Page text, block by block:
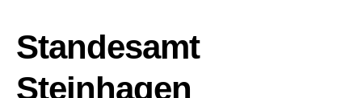
Standesamt
Steinhagen